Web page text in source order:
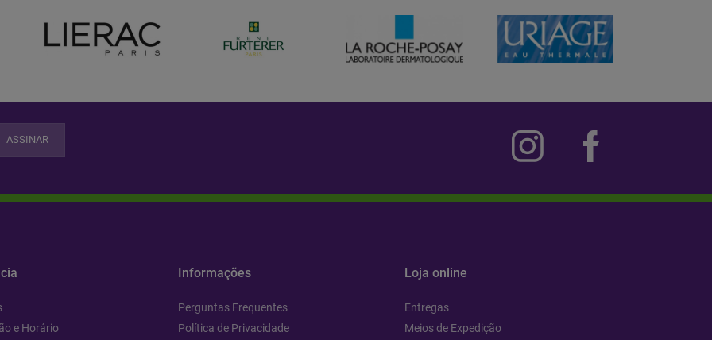
ASSINAR
e Horário
Informações
Perguntas Frequentes
Política de Privacidade
Loja online
Entregas
Meios de Expedição